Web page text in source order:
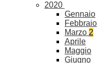
2020
Gennaio
Febbraio
Marzo 2
Aprile
Maggio
Giugno